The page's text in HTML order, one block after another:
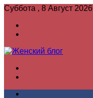
Суббота , 8 Август 2026